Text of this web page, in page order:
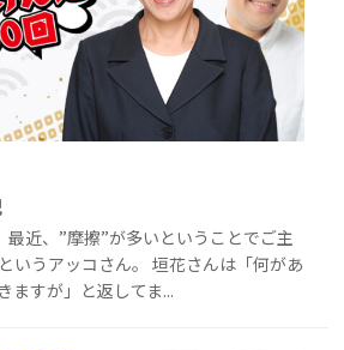
近、”摩擦”が多いということでご主
いうアッコさん。 垣花さんは「何があ
ますが」と返してま...